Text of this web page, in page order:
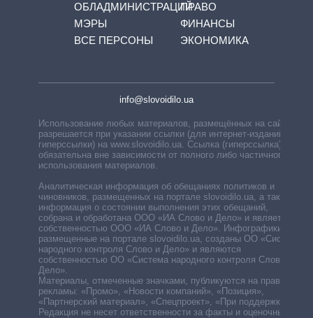
ОБЛАДМИНИСТРАЦИЙ
МЭРЫ
ВСЕ ПЕРСОНЫ
ПРАВО
ФИНАНСЫ
ЭКОНОМИКА
info@slovoidilo.ua
Использование любых материалов, размещённых на сайте,
разрешается при указании ссылки (для интернет-изданий —
гиперссылки) на www.slovoidilo.ua. Ссылка (гиперссылка)
обязательна вне зависимости от полного либо частичного
использования материалов.
Аналитическая информация об обещаниях политиков и
чиновников, размещенных на портале slovoidilo.ua, а также
информация о состоянии выполнения этих обещаний,
собрана и обработана ООО «ИА Слово и Дело» и является
собственностью ООО «ИА Слово и Дело». Инфографики,
размещенные на портале slovoidilo.ua, созданы ОО «Система
народного контроля Слово и Дело» и являются
собственностью ОО «Система народного контроля Слово и
Дело».
Материалы, отмеченные значками, публикуются на правах
рекламы: «Промо», «Новости компаний», «Позиция»,
«Партнерский материал», «Спецпроект», «При поддержке».
Редакция не несет ответственности за факты и оценочные